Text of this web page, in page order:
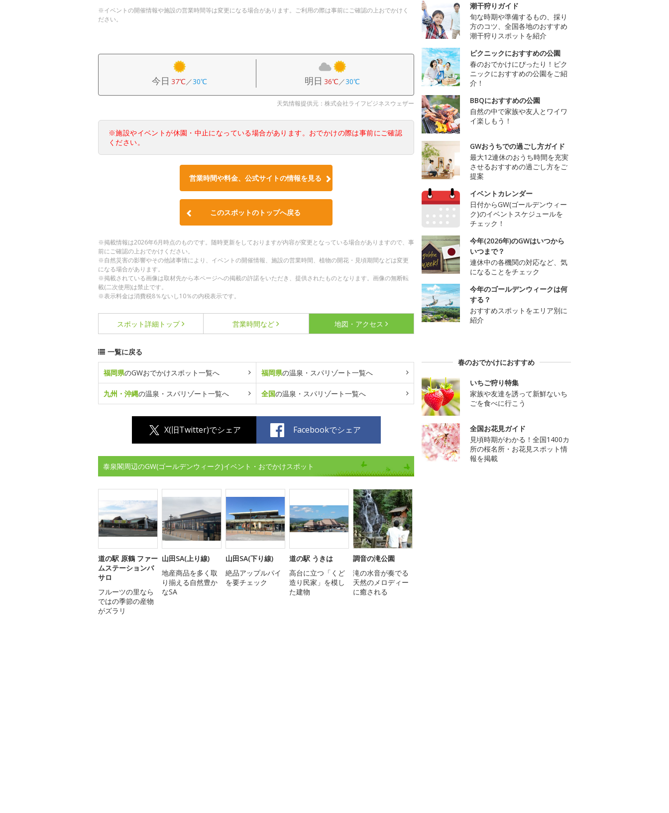
※イベントの開催情報や施設の営業時間等は変更になる場合があります。ご利用の際は事前にご確認の上おでかけく
ださい。
今日 37℃／30℃ 明日 36℃／30℃
天気情報提供元：株式会社ライフビジネスウェザー
※施設やイベントが休園・中止になっている場合があります。おでかけの際は事前にご確認
ください。
営業時間や料金、公式サイトの情報を見る
このスポットのトップへ戻る
※掲載情報は2026年6月時点のものです。随時更新をしておりますが内容が変更となっている場合がありますので、事
前にご確認の上おでかけください。
※自然災害の影響やその他諸事情により、イベントの開催情報、施設の営業時間、植物の開花・見頃期間などは変更
になる場合があります。
※掲載されている画像は取材先から本ページへの掲載の許諾をいただき、提供されたものとなります。画像の無断転
載(二次使用)は禁止です。
※表示料金は消費税8％ないし10％の内税表示です。
スポット詳細 トップ 営業時間など 地図・アクセス
一覧に戻る
福岡県のGWおでかけスポット一覧へ 福岡県の温泉・スパリゾート一覧へ
九州・沖縄の温泉・スパリゾート一覧へ 全国の温泉・スパリゾート一覧へ
X(旧Twitter)でシェア Facebookでシェア
泰泉閣周辺のGW(ゴールデンウィーク)イベント・おでかけスポット
道の駅 原鶴 ファー
ムステーションバ
サロ
フルーツの里なら
ではの季節の産物
がズラリ
山田SA(上り線)
地産商品を多く取
り揃える自然豊か
なSA
山田SA(下り線)
絶品アップルパイ
を要チェック
道の駅 うきは
高台に立つ「くど
造り民家」を模し
た建物
調音の滝公園
滝の水音が奏でる
天然のメロディー
に癒される
潮干狩りガイド
旬な時期や準備するもの、採り
方のコツ、全国各地のおすすめ
潮干狩りスポットを紹介
ピクニックにおすすめの公園
春のおでかけにぴったり！ピク
ニックにおすすめの公園をご紹
介！
BBQにおすすめの公園
自然の中で家族や友人とワイワ
イ楽しもう！
GWおうちでの過ごし方ガイド
最大12連休のおうち時間を充実
させるおすすめの過ごし方をご
提案
イベントカレンダー
日付からGW(ゴールデンウィー
ク)のイベントスケジュールを
チェック！
今年(2026年)のGWはいつから
いつまで？
連休中の各機関の対応など、気
になることをチェック
今年のゴールデンウィークは何
する？
おすすめスポットをエリア別に
紹介
春のおでかけにおすすめ
いちご狩り特集
家族や友達を誘って新鮮ないち
ごを食べに行こう
全国お花見ガイド
見頃時期がわかる！全国1400カ
所の桜名所・お花見スポット情
報を掲載